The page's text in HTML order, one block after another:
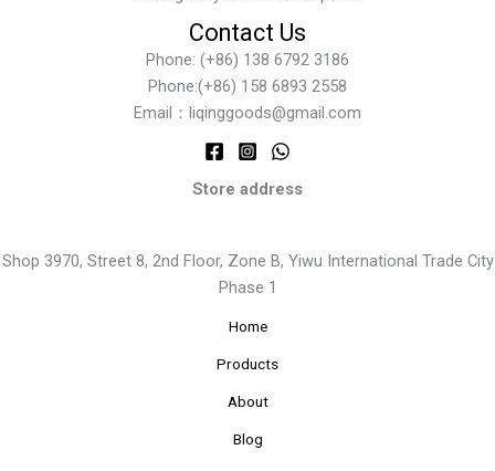
Contact Us
Phone: (+86) 138 6792 3186
Phone:(+86) 158 6893 2558
Email：liqinggoods@gmail.com
Store address
Shop 3970, Street 8, 2nd Floor, Zone B, Yiwu International Trade City
Phase 1
Home
Products
About
Blog